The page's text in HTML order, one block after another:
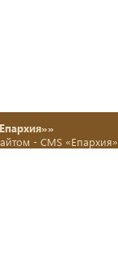
- CMS «Епархия»